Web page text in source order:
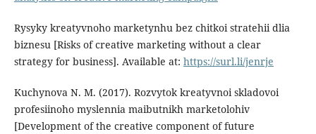
Rysyky kreatyvnoho marketynhu bez chitkoi stratehii dlia
biznesu [Risks of creative marketing without a clear
strategy for business]. Available at: https://surl.li/jenrje
Kuchynova N. M. (2017). Rozvytok kreatyvnoi skladovoi
profesiinoho myslennia maibutnikh marketolohiv
[Development of the creative component of future